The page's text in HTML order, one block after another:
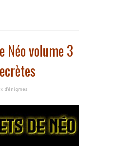
Néo volume 3
d'énigmes